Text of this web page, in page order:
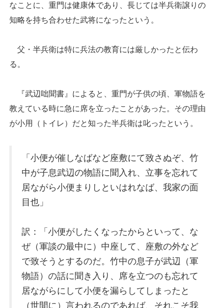
なことに、重門は健康体であり、長じては半兵衛譲りの
知略を持ち合わせた武将になったという。
父・半兵衛は特に兵法の教育には厳しかったと伝わ
る。
『武辺咄聞書』によると、重門が子供の頃、軍物語を
教えている時に急に席を立ったことがあった。その理由
が小用（トイレ）だと知った半兵衛は叱ったという。
「小便が催しなばなど座敷にて致さぬぞ、竹
中が子息武辺の物語に聞入れ、立事を忘れて
居ながら小便まりしといはれなば、我家の面
目也」
訳：「小便がしたくなったからといって、な
ぜ（軍談の最中に）中座して、座敷の外など
で致そうとするのだ。竹中の息子が武辺（軍
物語）の話に聞き入り、席を立つのも忘れて
居ながらにして小便を漏らしてしまったと
（世間に）言われるのであれば、それこそ我